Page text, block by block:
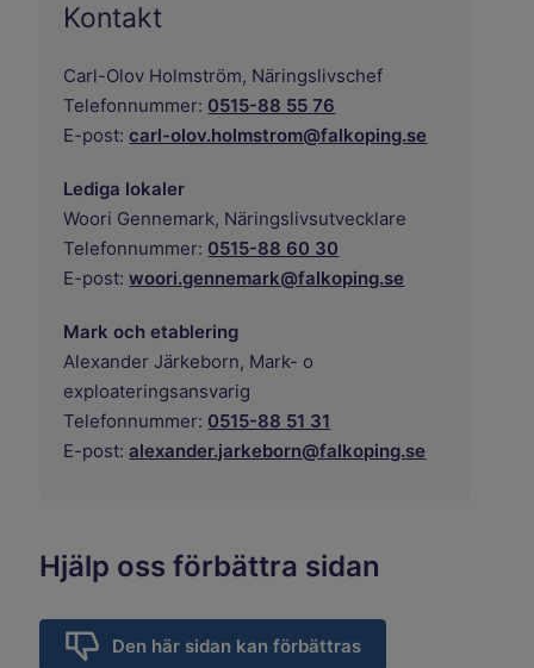
Kontakt
Carl-Olov Holmström, Näringslivschef
Telefonnummer: 0515-88 55 76
E-post: carl-olov.holmstrom@falkoping.se
Lediga lokaler
Woori Gennemark, Näringslivsutvecklare
Telefonnummer: 0515-88 60 30
E-post: woori.gennemark@falkoping.se
Mark och etablering
Alexander Järkeborn, Mark- o
exploateringsansvarig
Telefonnummer: 0515-88 51 31
E-post: alexander.jarkeborn@falkoping.se
Hjälp oss förbättra sidan
Den här sidan kan förbättras